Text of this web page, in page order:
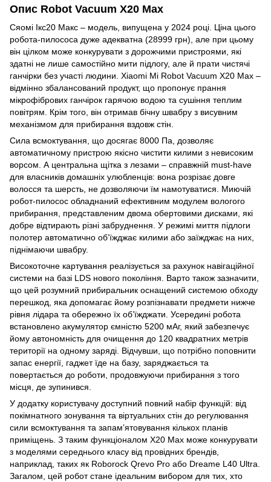
Опис Robot Vacuum X20 Max
Сяомі Ікс20 Макс – модель, випущена у 2024 році. Ціна цього
робота-пилососа дуже адекватна (28999 грн), але при цьому
він цілком може конкурувати з дорожчими пристроями, які
здатні не лише самостійно мити підлогу, але й прати чистячі
ганчірки без участі людини. Xiaomi Mi Robot Vacuum X20 Max –
відмінно збалансований продукт, що пропонує прання
мікрофібрових ганчірок гарячою водою та сушіння теплим
повітрям. Крім того, він отримав бічну швабру з висувним
механізмом для прибирання вздовж стін.
Сила всмоктування, що досягає 8000 Па, дозволяє
автоматичному пристрою якісно чистити килими з невисоким
ворсом. А центральна щітка з лезами – справжній must-have
для власників домашніх улюбленців: вона розрізає довге
волосся та шерсть, не дозволяючи їм намотуватися. Миючій
робот-пилосос обладнаний ефективним модулем вологого
прибирання, представленим двома обертовими дисками, які
добре відтирають різні забруднення. У режимі миття підлоги
полотер автоматично об’їжджає килими або заїжджає на них,
піднімаючи швабру.
Високоточне картування реалізується за рахунок навігаційної
системи на базі LDS нового покоління. Варто також зазначити,
що цей розумний прибиральник оснащений системою обходу
перешкод, яка допомагає йому розпізнавати предмети нижче
рівня лідара та обережно їх об’їжджати. Усередині робота
встановлено акумулятор ємністю 5200 мАг, який забезпечує
йому автономність для очищення до 120 квадратних метрів
території на одному заряді. Відчувши, що потрібно поповнити
запас енергії, гаджет їде на базу, заряджається та
повертається до роботи, продовжуючи прибирання з того
місця, де зупинився.
У додатку користувачу доступний повний набір функцій: від
покімнатного зонування та віртуальних стін до регулювання
сили всмоктування та запам’ятовування кількох планів
приміщень. З таким функціоналом X20 Max може конкурувати
з моделями середнього класу від провідних брендів,
наприклад, таких як Roborock Qrevo Pro або Dreame L40 Ultra.
Загалом, цей робот стане ідеальним вибором для тих, хто